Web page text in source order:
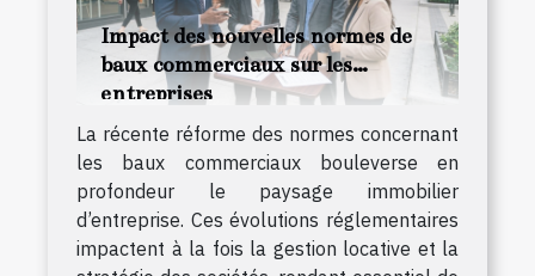
Impact des nouvelles normes de
baux commerciaux sur les
entreprises
La récente réforme des normes concernant
les baux commerciaux bouleverse en
profondeur le paysage immobilier
d’entreprise. Ces évolutions réglementaires
impactent à la fois la gestion locative et la